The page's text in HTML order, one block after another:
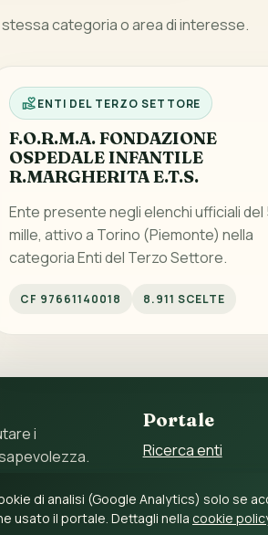
categoria o area di interesse.
ENTI DEL TERZO SETTORE
F.O.R.M.A. FONDAZIONE
OSPEDALE INFANTILE
R.MARGHERITA E.T.S.
Ente presente negli elenchi ufficiali del
mille, attivo a Torino (Piemonte) nella
categoria Enti del Terzo Settore.
CF 97661140018 8.911 SCELTE
i
– C.F.
Portale
Ricerca enti
Guida al 5 per mille
di analisi (Google Analytics) solo se
usato il portale. Dettagli nella cookie